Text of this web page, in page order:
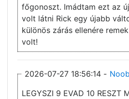
főgonoszt. Imádtam ezt az
volt látni Rick egy újabb
különös zárás ellenére
volt!
2026-07-27 18:56:14 -
LEGYSZI 9 EVAD 10 RESZT